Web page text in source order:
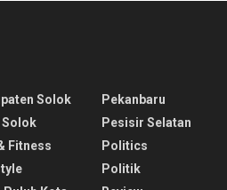
Solok
Solok
Fitness
Pekanbaru
Pesisir Selatan
Politics
Politik